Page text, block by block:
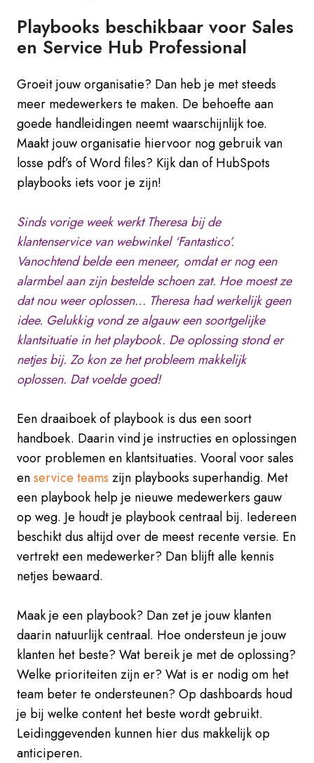
Playbooks beschikbaar voor Sales
en Service Hub Professional
Groeit jouw organisatie? Dan heb je met steeds
meer medewerkers te maken. De behoefte aan
goede handleidingen neemt waarschijnlijk toe.
Maakt jouw organisatie hiervoor nog gebruik van
losse pdf’s of Word files? Kijk dan of HubSpots
playbooks iets voor je zijn!
Sinds vorige week werkt Theresa bij de
klantenservice van webwinkel ‘Fantastico’.
Vanochtend belde een meneer, omdat er nog een
alarmbel aan zijn bestelde schoen zat. Hoe moest ze
dat nou weer oplossen… Theresa had werkelijk geen
idee. Gelukkig vond ze algauw een soortgelijke
klantsituatie in het playbook. De oplossing stond er
netjes bij. Zo kon ze het probleem makkelijk
oplossen. Dat voelde goed!
Een draaiboek of playbook is dus een soort
handboek. Daarin vind je instructies en oplossingen
voor problemen en klantsituaties. Vooral voor sales
enservice teams zijn playbooks superhandig. Met
een playbook help je nieuwe medewerkers gauw
op weg. Je houdt je playbook centraal bij. Iedereen
beschikt dus altijd over de meest recente versie. En
vertrekt een medewerker? Dan blijft alle kennis
netjes bewaard.
Maak je een playbook? Dan zet je jouw klanten
daarin natuurlijk centraal. Hoe ondersteun je jouw
klanten het beste? Wat bereik je met de oplossing?
Welke prioriteiten zijn er? Wat is er nodig om het
team beter te ondersteunen? Op dashboards houd
je bij welke content het beste wordt gebruikt.
Leidinggevenden kunnen hier dus makkelijk op
anticiperen.